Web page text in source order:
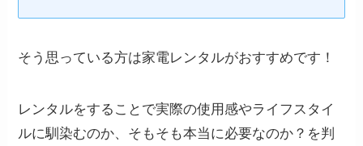
そう思っている方は家電レンタルがおすすめです！
レンタルをすることで実際の使用感やライフスタイ
ルに馴染むのか、そもそも本当に必要なのか？を判